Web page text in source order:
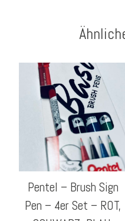
Pentel – Brush Sign
Pen – 4er Set – ROT,